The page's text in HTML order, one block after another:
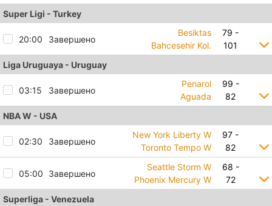
Super Ligi - Turkey
20:00 Завершено
Besiktas
Bahcesehir Kol.
79 -
101
Liga Uruguaya - Uruguay
03:15 Завершено
Penarol
Aguada
99 -
82
NBA W - USA
02:30 Завершено
New York Liberty W
Toronto Tempo W
97 -
82
05:00 Завершено
Seattle Storm W
Phoenix Mercury W
68 -
72
Superliga - Venezuela